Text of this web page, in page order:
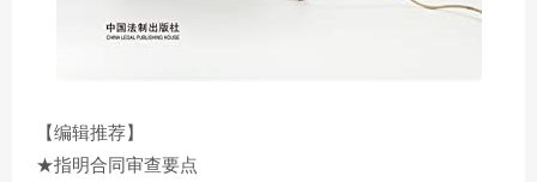
【编辑推荐】
★指明合同审查要点